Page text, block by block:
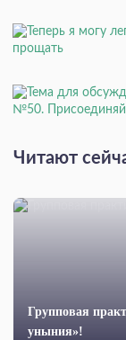
Читают
Групповая
уныния»!